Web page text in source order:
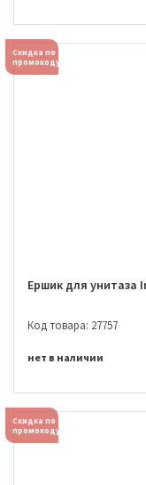
Скидка по
промокоду
Ершик для унитаза
Код товара: 27757
нет в наличии
Скидка по
промокоду